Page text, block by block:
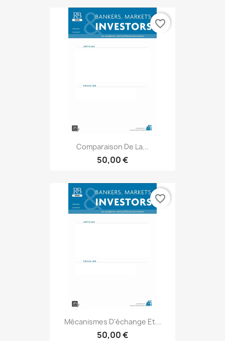
Comparaison De La...
50,00 €
favorite_border
Mécanismes D'échange Et...
50,00 €
favorite_border